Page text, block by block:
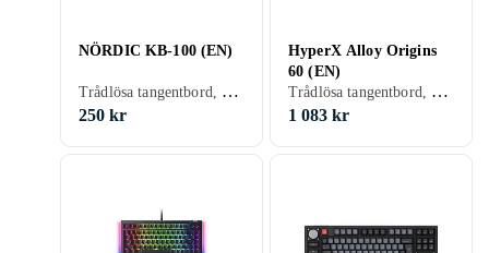
NÖRDIC KB-100 (EN)
Trådlösa tangentbord, Scissor switch , Engelsk, PC
250 kr
HyperX Alloy Origins
60 (EN)
Trådlösa tangentbord, Tangentbord med kabel, Gamingtangentbord, Mekaniska tangentbord, Mekaniskt, HyperX Red, Engelsk, PC, TKL (tenkeyless/kompakt)
1 083 kr